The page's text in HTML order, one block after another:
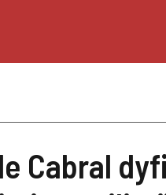
Cabral